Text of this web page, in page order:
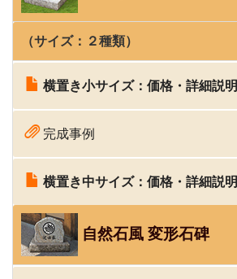
（サイズ：２種類）
横置き小サイズ：価格・詳細説明
完成事例
横置き中サイズ：価格・詳細説明
自然石風 変形石碑